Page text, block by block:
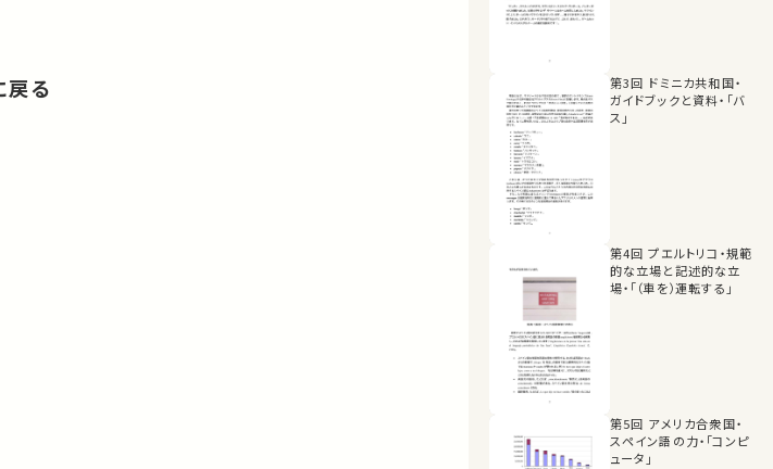
戻る
第3回 ドミニカ共和国・
ガイドブックと資料・「バ
ス」
第4回 プエルトリコ・規範
的な立場と記述的な立
場・「（車を）運転する」
第5回 アメリカ合衆国・
スペイン語の力・「コンピ
ュータ」